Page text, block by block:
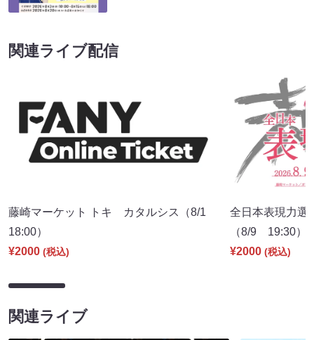
関連ライブ配信
藤崎マーケット トキ カタルシス（8/1
18:00）
¥2000 (税込)
全日本表現力選
（8/9 19:30）
¥2000 (税込)
関連ライブ